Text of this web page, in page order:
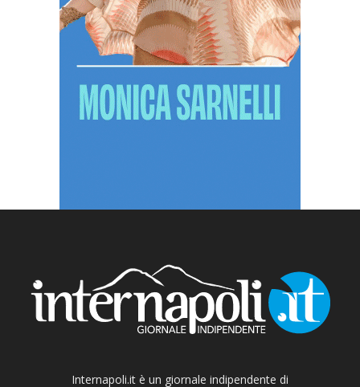
Internapoli.it è un giornale indipendente di